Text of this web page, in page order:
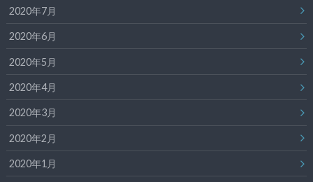
2020年7月
2020年6月
2020年5月
2020年4月
2020年3月
2020年2月
2020年1月